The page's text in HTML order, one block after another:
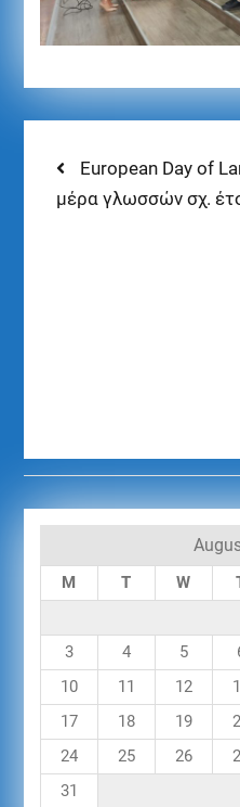
European Day of
μέρα γλωσσών σχ.
M T W
3
4 5
10
11 12
17
18 19
24
25 26
31